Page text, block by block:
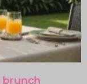
brunch